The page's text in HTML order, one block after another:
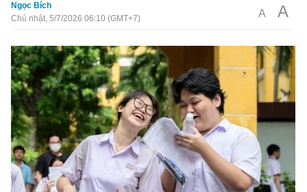
Ngọc Bích
Chủ nhật, 5/7/2026 06:10 (GMT+7)
A A